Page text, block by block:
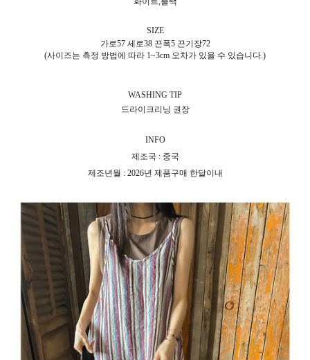
SIZE
가로57 세로38 끈폭5 끈기장72
(사이즈는 측정 방법에 따라 1~3cm 오차가 있을 수 있습니다.)
WASHING TIP
드라이크리닝 권장
INFO
제조국 : 중국
제조년월 : 2026년 제품구매 한달이내